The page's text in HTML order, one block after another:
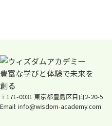
〒171-0031 東京都豊島区目白2-20-5
Email: info@wisdom-academy.com